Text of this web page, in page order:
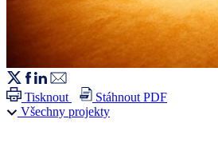
Tisknout
Stáhnout PDF
Všechny projekty